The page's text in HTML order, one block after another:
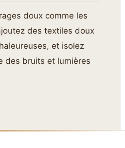
doux comme les
des textiles doux
et isolez
des bruits et lumières